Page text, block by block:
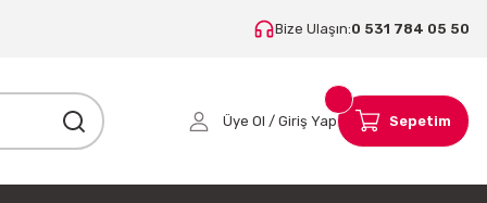
Bize Ulaşın:0 531 784 05 50
Üye Ol / Giriş Yap Sepetim